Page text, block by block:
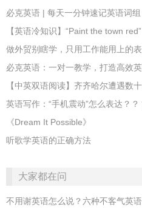
必克英语 | 每天一分钟速记英语词
【英语冷知识】“Paint the town
做外贸别瞎学，只用工作能用上的
必克英语：一对一教学，打造高效
【中英双语阅读】齐齐哈尔遭遇数
英语写作：“手机震动”怎么表达？？
《Dream It Possible》
听歌学英语的正确方法
大家都在问
不用谢英语怎么说？六种不客气英语